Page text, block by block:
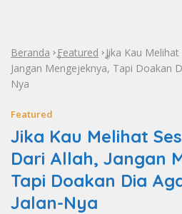
Beranda »Featured »Jika Kau
Jangan Mengejeknya, Tapi Doakan
Nya
Featured
Jika Kau Melihat
Dari Allah, Jangan
Tapi Doakan Dia
Jalan-Nya